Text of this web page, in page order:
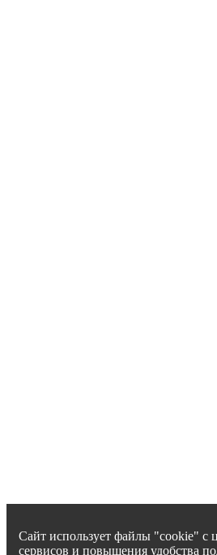
Сайт использует файлы "cookie" с
сервисов и повышения удобства